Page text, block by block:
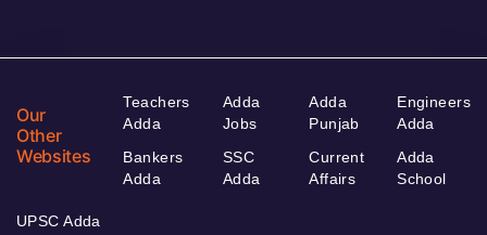
Our
Other
Websites
Teachers
Adda
Bankers
Adda
Adda
Jobs
SSC
Adda
Adda
Punjab
Current
Affairs
Engineers
Adda
Adda
School
UPSC Adda